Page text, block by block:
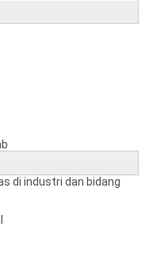
di industri dan bidang